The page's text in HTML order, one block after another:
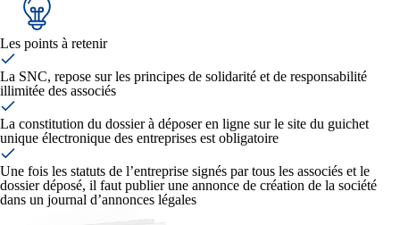
Les points à retenir
La SNC, repose sur les principes de solidarité et de responsabilité
illimitée des associés
La constitution du dossier à déposer en ligne sur le site du guichet
unique électronique des entreprises est obligatoire
Une fois les statuts de l’entreprise signés par tous les associés et le
dossier déposé, il faut publier une annonce de création de la société
dans un journal d’annonces légales